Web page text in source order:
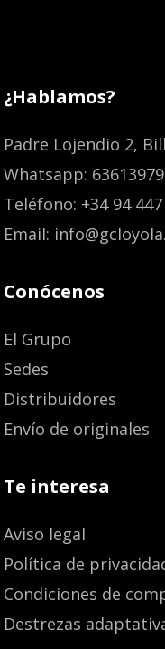
¿Hablamos?
Padre Lojendio 2,
Whatsapp:
Teléfono: +34 94
Email:
Conócenos
El Grupo
Sedes
Distribuidores
Envío de originales
Te interesa
Aviso legal
Política de
Condiciones de
Destrezas